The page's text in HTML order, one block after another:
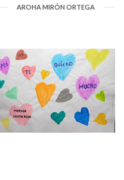
AROHA MIRÓN ORTEGA